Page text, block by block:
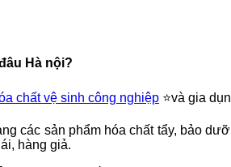
Hà nội?
chất vệ sinh công nghiệp ⭐️và gia
các sản phẩm hóa chất tẩy, bảo
hàng giả.